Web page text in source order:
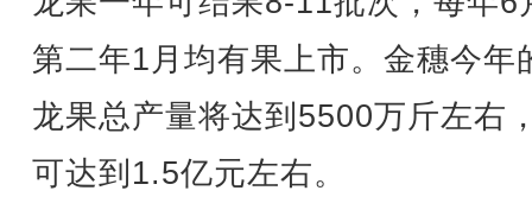
第二年1月均有果上市。金穗今年
龙果总产量将达到5500万斤左右
可达到1.5亿元左右。